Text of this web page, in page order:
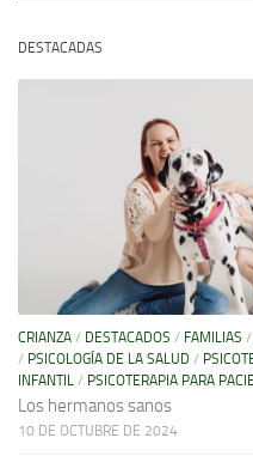
DESTACADAS
CRIANZA / DESTACADOS / FAMILIAS /
/ PSICOLOGÍA DE LA SALUD /
INFANTIL / PSICOTERAPIA PARA
Los hermanos sanos
10 DE OCTUBRE DE 2024